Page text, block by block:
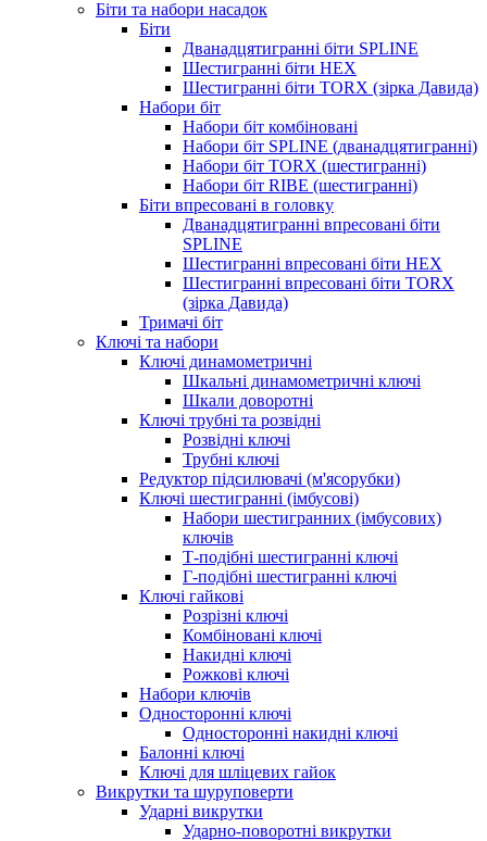
Біти та набори насадок
Біти
Дванадцятигранні біти SPLINE
Шестигранні біти HEX
Шестигранні біти TORX (зірка Давида)
Набори біт
Набори біт комбіновані
Набори біт SPLINE (дванадцятигранні)
Набори біт TORX (шестигранні)
Набори біт RIBE (шестигранні)
Біти впресовані в головку
Дванадцятигранні впресовані біти
SPLINE
Шестигранні впресовані біти HEX
Шестигранні впресовані біти TORX
(зірка Давида)
Тримачі біт
Ключі та набори
Ключі динамометричні
Шкальні динамометричні ключі
Шкали доворотні
Ключі трубні та розвідні
Розвідні ключі
Трубні ключі
Редуктор підсилювачі (м'ясорубки)
Ключі шестигранні (імбусові)
Набори шестигранних (імбусових)
ключів
Т-подібні шестигранні ключі
Г-подібні шестигранні ключі
Ключі гайкові
Розрізні ключі
Комбіновані ключі
Накидні ключі
Рожкові ключі
Набори ключів
Односторонні ключі
Односторонні накидні ключі
Балонні ключі
Ключі для шліцевих гайок
Викрутки та шуруповерти
Ударні викрутки
Ударно-поворотні викрутки